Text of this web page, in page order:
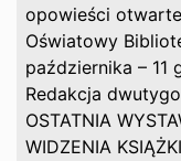
opowieści
Oświatowy
października – 11
Redakcja
OSTATNIA
WIDZENIA